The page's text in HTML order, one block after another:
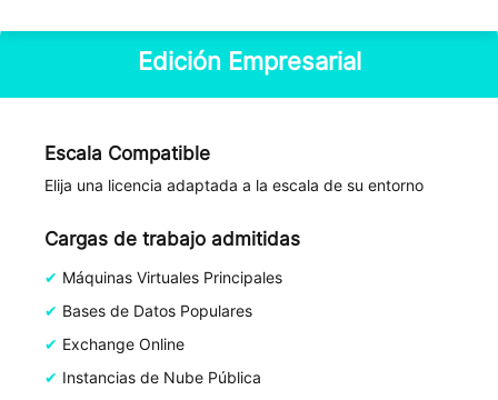
Edición Empresarial
Escala Compatible
Elija una licencia adaptada a la escala de su entorno
Cargas de trabajo admitidas
Máquinas Virtuales Principales
Bases de Datos Populares
Exchange Online
Instancias de Nube Pública